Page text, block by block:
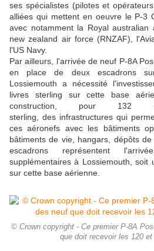
ses spécialistes (pilotes et
alliées qui mettent en oeuvre le P-3
avec notamment la Royal
new zealand air force (RNZAF),
l'US Navy.
Par ailleurs, l'arrivée de neuf P-8A
en place de deux escadrons
Lossiemouth a nécessité
livres sterling sur cette base
construction, pour 132
sterling, des infrastructures qui
ces aéronefs avec les bâtiments
bâtiments de vie, hangars, dépôts
escadrons représentent
supplémentaires à Lossiemouth,
sur cette base aérienne.
© Crown copyright - Ce premier P-8A
que doit recevoir les 120 et